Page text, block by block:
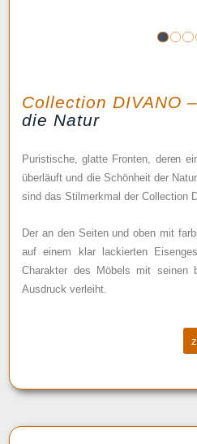
Collection DIVANO –
die Natur
Puristische, glatte Fronten, deren
überläuft und die Schönheit der
sind das Stilmerkmal der Collection
Der an den Seiten und oben mit
auf einem klar lackierten
Charakter des Möbels mit seinen
Ausdruck verleiht.